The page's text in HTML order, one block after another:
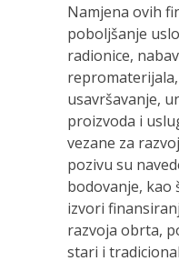
Namjena ovih
poboljšanje
radionice,
usavršavanje,
proizvoda i
vezane za
pozivu su
bodovanje, kao
izvori
razvoja obrta,
stari i